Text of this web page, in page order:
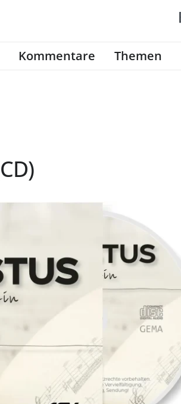
Kommentare Themen